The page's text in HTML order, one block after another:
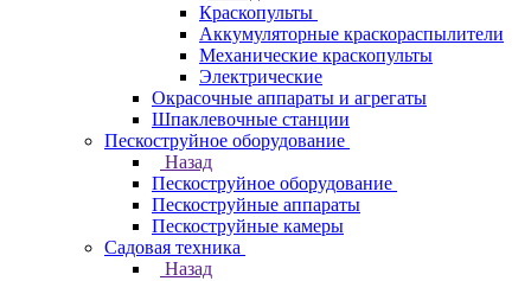
Краскопульты
Аккумуляторные краскораспылители
Механические краскопульты
Электрические
Окрасочные аппараты и агрегаты
Шпаклевочные станции
Пескоструйное оборудование
Назад
Пескоструйное оборудование
Пескоструйные аппараты
Пескоструйные камеры
Садовая техника
Назад